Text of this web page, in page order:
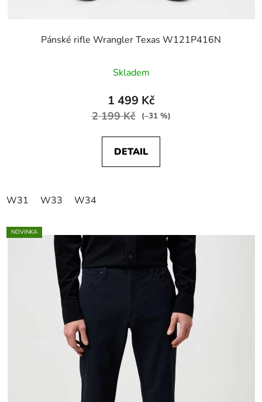
Pánské rifle Wrangler Texas W121P416N
Skladem
1 499 Kč
2 199 Kč (–31 %)
DETAIL
W31 W33 W34
NOVINKA